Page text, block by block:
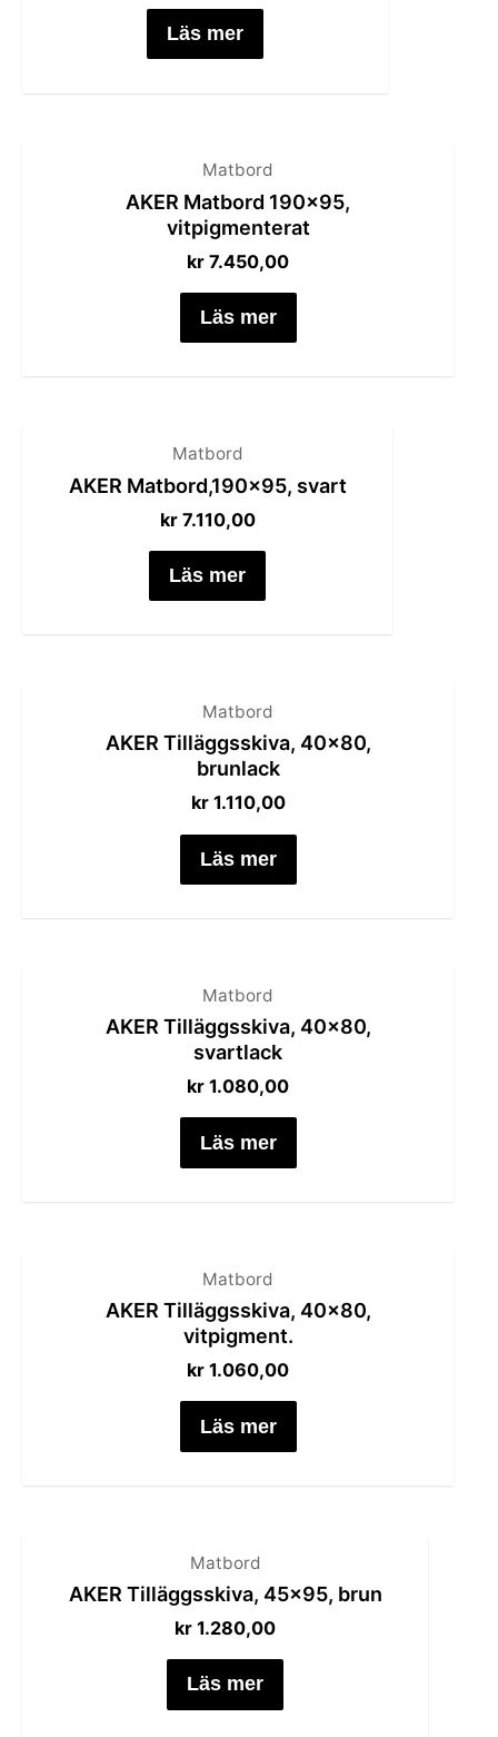
Läs mer
Matbord
AKER Matbord 190×95,
vitpigmenterat
kr 7.450,00
Läs mer
Matbord
AKER Matbord,190×95, svart
kr7.110,00
Läs mer
Matbord
AKER Tilläggsskiva, 40×80,
brunlack
kr1.110,00
Läs mer
Matbord
AKER Tilläggsskiva, 40×80,
svartlack
kr 1.080,00
Läs mer
Matbord
AKER Tilläggsskiva, 40×80,
vitpigment.
kr 1.060,00
Läs mer
Matbord
AKER Tilläggsskiva, 45×95, brun
kr 1.280,00
Läs mer